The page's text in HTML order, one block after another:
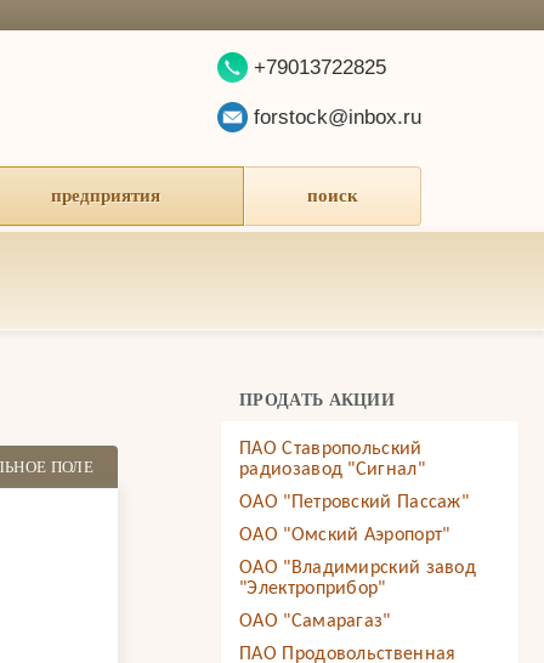
+79013722825
forstock@inbox.ru
предприятия поиск
ПОЛЕ
ПРОДАТЬ АКЦИИ
ПАО Ставропольский
радиозавод "Сигнал"
ОАО "Петровский Пассаж"
ОАО "Омский Аэропорт"
ОАО "Владимирский завод
"Электроприбор"
ОАО "Самарагаз"
ПАО Продовольственная